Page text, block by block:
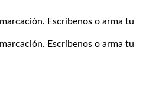
Escríbenos o arma tu
Escríbenos o arma tu